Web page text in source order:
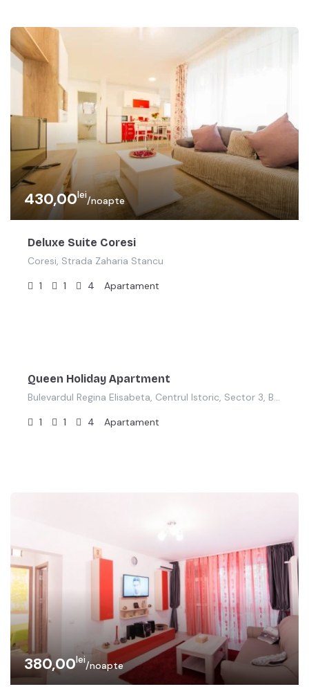
430,00lei/noapte
Deluxe Suite Coresi
Coresi, Strada Zaharia Stancu
1
1 4 Apartament
Queen Holiday Apartment
1
1 4 Apartament
380,00lei/noapte